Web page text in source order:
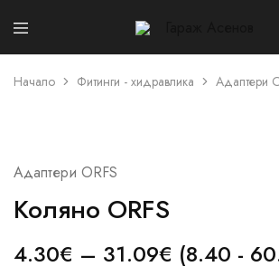
Асенов
Начало Фитинги - хидравлика Адаптери
Адаптери ORFS
Коляно ORFS
4.30€ – 31.09€ (8.40 -